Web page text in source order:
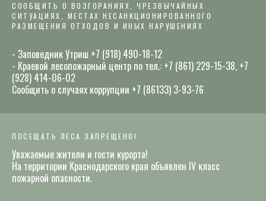
СООБЩИТЬ О ВОЗГОРАНИЯХ, ЧРЕЗВЫЧАЙНЫХ
СИТУАЦИЯХ, МЕСТАХ НЕСАНКЦИОНИРОВАННОГО
РАЗМЕЩЕНИЯ ОТХОДОВ И ИНЫХ НАРУШЕНИЯХ
- Заповедник Утриш +7 (918) 490-18-12
- Краевой лесопожарный центр по тел.: +7 (861) 229-15-38, +7
(928) 414-06-02
Сообщить о случаях коррупции +7 (86133) 3-93-76
ПОСЕЩАТЬ ЛЕСА ЗАПРЕЩЕНО!
Уважаемые жители и гости курорта!
На территории Краснодарского края объявлен IV класс
пожарной опасности.